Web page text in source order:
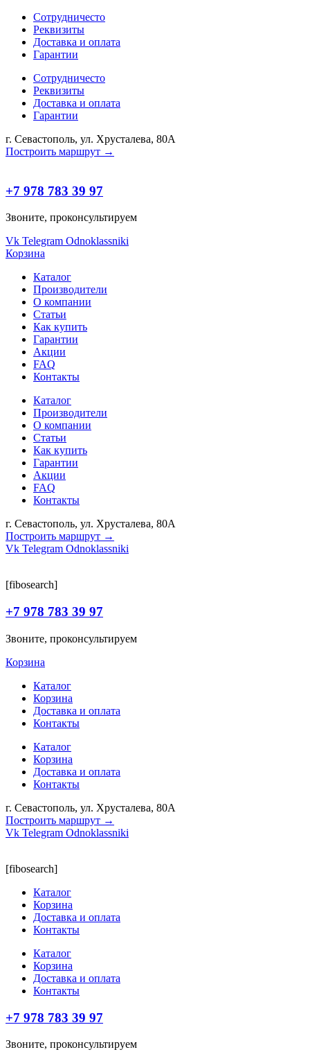
Сотрудничесто
Реквизиты
Доставка и оплата
Гарантии
Сотрудничесто
Реквизиты
Доставка и оплата
Гарантии
г. Севастополь, ул. Хрусталева, 80А
Построить маршрут →
+7 978 783 39 97
Звоните, проконсультируем
Vk Telegram Odnoklassniki
Корзина
Каталог
Производители
О компании
Статьи
Как купить
Гарантии
Акции
FAQ
Контакты
Каталог
Производители
О компании
Статьи
Как купить
Гарантии
Акции
FAQ
Контакты
г. Севастополь, ул. Хрусталева, 80А
Построить маршрут →
Vk Telegram Odnoklassniki
[fibosearch]
+7 978 783 39 97
Звоните, проконсультируем
Корзина
Каталог
Корзина
Доставка и оплата
Контакты
Каталог
Корзина
Доставка и оплата
Контакты
г. Севастополь, ул. Хрусталева, 80А
Построить маршрут →
Vk Telegram Odnoklassniki
[fibosearch]
Каталог
Корзина
Доставка и оплата
Контакты
Каталог
Корзина
Доставка и оплата
Контакты
+7 978 783 39 97
Звоните, проконсультируем